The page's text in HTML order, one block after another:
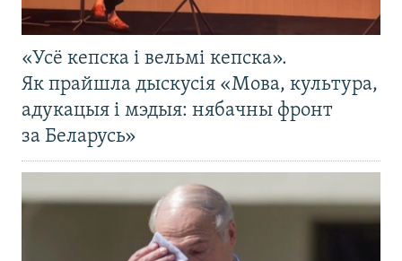
«Усё кепска і вельмі кепска».
Як прайшла дыскусія «Мова, культура,
адукацыя і мэдыя: нябачны фронт
за Беларусь»